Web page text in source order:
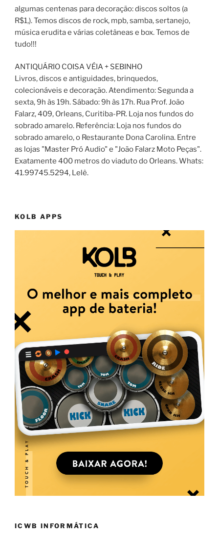
algumas centenas para decoração: discos soltos (a
R$1,). Temos discos de rock, mpb, samba, sertanejo,
música erudita e várias coletâneas e box. Temos de
tudo!!!
ANTIQUÁRIO COISA VÉIA + SEBINHO
Livros, discos e antiguidades, brinquedos,
colecionáveis e decoração. Atendimento: Segunda a
sexta, 9h às 19h. Sábado: 9h às 17h. Rua Prof. João
Falarz, 409, Orleans, Curitiba-PR. Loja nos fundos do
sobrado amarelo. Referência: Loja nos fundos do
sobrado amarelo, o Restaurante Dona Carolina. Entre
as lojas "Master Pró Audio" e "João Falarz Moto Peças".
Exatamente 400 metros do viaduto do Orleans. Whats:
41.99745.5294, Lelê.
KOLB APPS
ICWB INFORMÁTICA